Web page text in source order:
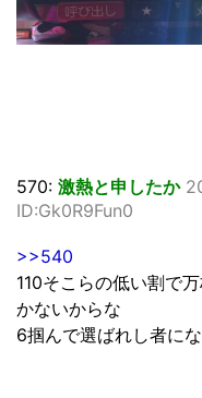
570: 激熱と申したか
ID:Gk0R9Fun0
>>540
110そこらの低い割で
かないからな
6掴んで選ばれし者に